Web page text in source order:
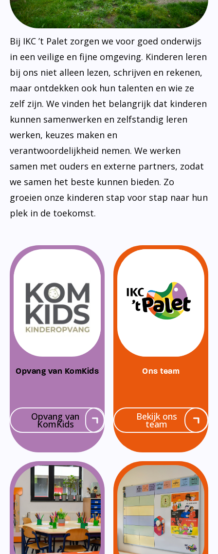
Bij IKC ’t Palet zorgen we voor goed onderwijs
in een veilige en fijne omgeving. Kinderen leren
bij ons niet alleen lezen, schrijven en rekenen,
maar ontdekken ook hun talenten en wie ze
zelf zijn. We vinden het belangrijk dat kinderen
kunnen samenwerken en zelfstandig leren
werken, keuzes maken en
verantwoordelijkheid nemen. We werken
samen met ouders en externe partners, zodat
we samen het beste kunnen bieden. Zo
groeien onze kinderen stap voor stap naar hun
plek in de toekomst.
Opvang van KomKids
Opvang van
KomKids
Ons team
Bekijk ons
team